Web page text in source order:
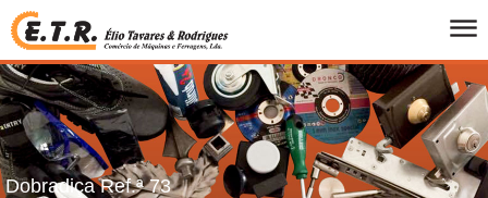
INICIO
QUEM SOMOS
PRODUTOS
FOLHETOS
Dobradiça Ref.ª 73